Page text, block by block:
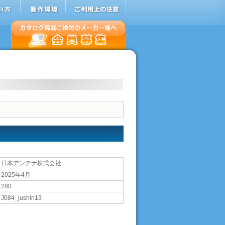
日本アンテナ株式会社
2025年4月
280
J084_jushin13